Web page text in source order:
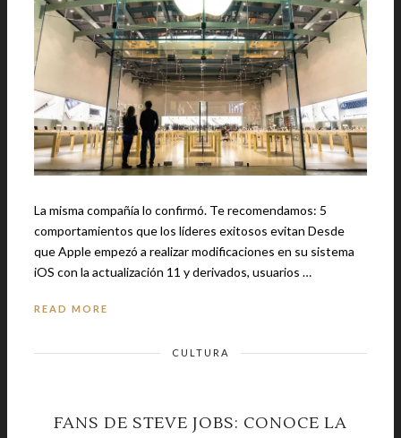
La misma compañía lo confirmó. Te recomendamos: 5
comportamientos que los líderes exitosos evitan Desde
que Apple empezó a realizar modificaciones en su sistema
iOS con la actualización 11 y derivados, usuarios …
READ MORE
CULTURA
FANS DE STEVE JOBS: CONOCE LA